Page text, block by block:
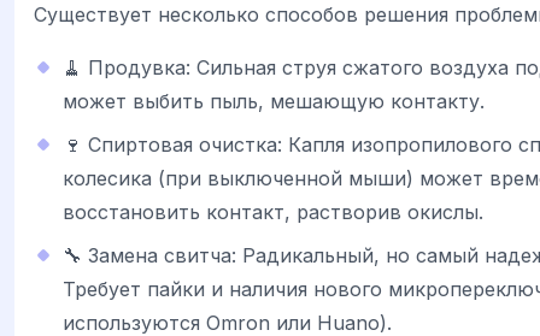
Существует несколько способов решения
🧹 Продувка: Сильная струя сжатого воздуха
может выбить пыль, мешающую контакту.
🍷 Спиртовая очистка: Капля изопропилового
колесика (при выключенной мыши) может
восстановить контакт, растворив окислы.
🔧 Замена свитча: Радикальный, но самый
Требует пайки и наличия нового
используются Omron или Huano).